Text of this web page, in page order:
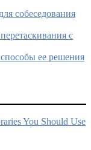
собеседования
с
ее решения
You Should Use